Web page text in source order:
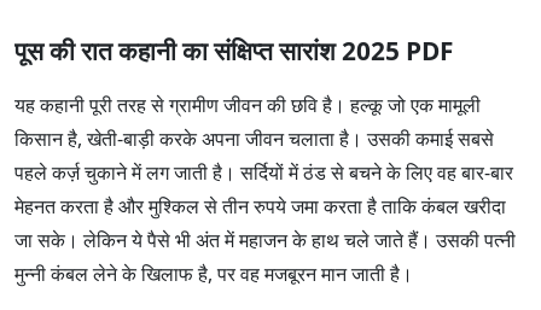
पूस की रात कहानी का संक्षिप्त सारांश 2025 PDF
यह कहानी पूरी तरह से ग्रामीण जीवन की छवि है। हल्कू जो एक मामूली
किसान है, खेती-बाड़ी करके अपना जीवन चलाता है। उसकी कमाई सबसे
पहले कर्ज़ चुकाने में लग जाती है। सर्दियों में ठंड से बचने के लिए वह बार-बार
मेहनत करता है और मुश्किल से तीन रुपये जमा करता है ताकि कंबल खरीदा
जा सके। लेकिन ये पैसे भी अंत में महाजन के हाथ चले जाते हैं। उसकी पत्नी
मुन्नी कंबल लेने के खिलाफ है, पर वह मजबूरन मान जाती है।